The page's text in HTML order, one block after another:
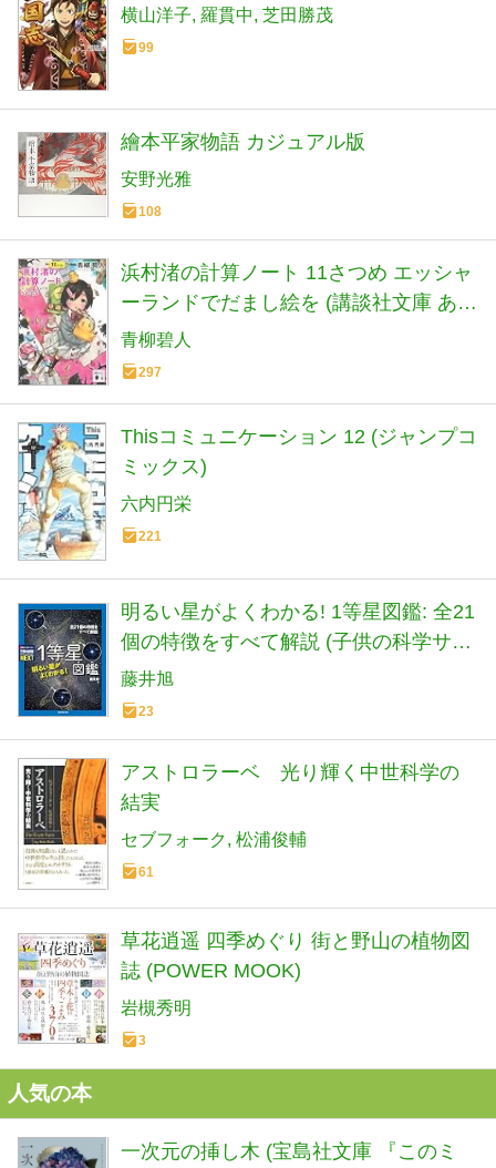
横山洋子 羅貫中 芝田勝茂
99
繪本平家物語 カジュアル版
安野光雅
108
浜村渚の計算ノート 11さつめ エッシャ
ーランドでだまし絵を (講談社文庫 あ
118-18)
青柳碧人
297
Thisコミュニケーション 12 (ジャンプコ
ミックス)
六内円栄
221
明るい星がよくわかる! 1等星図鑑: 全21
個の特徴をすべて解説 (子供の科学サイ
エンスブックスNEXT)
藤井旭
23
アストロラーベ 光り輝く中世科学の
結実
セブフォーク 松浦俊輔
61
草花逍遥 四季めぐり 街と野山の植物図
誌 (POWER MOOK)
岩槻秀明
3
人気の本
一次元の挿し木 (宝島社文庫 『このミ